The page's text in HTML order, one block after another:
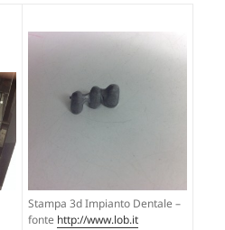
Stampa 3d Impianto Dentale –
fonte http://www.lob.it